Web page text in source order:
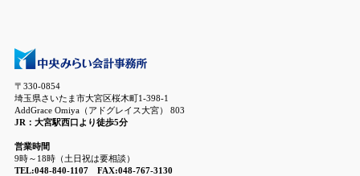
〒330-0854
埼玉県さいたま市大宮区桜木町1-398-1
AddGrace Omiya（アドグレイス大宮） 803
JR：大宮駅西口より徒歩5分
営業時間
9時～18時（土日祝は要相談）
TEL:048-840-1107 FAX:048-767-3130